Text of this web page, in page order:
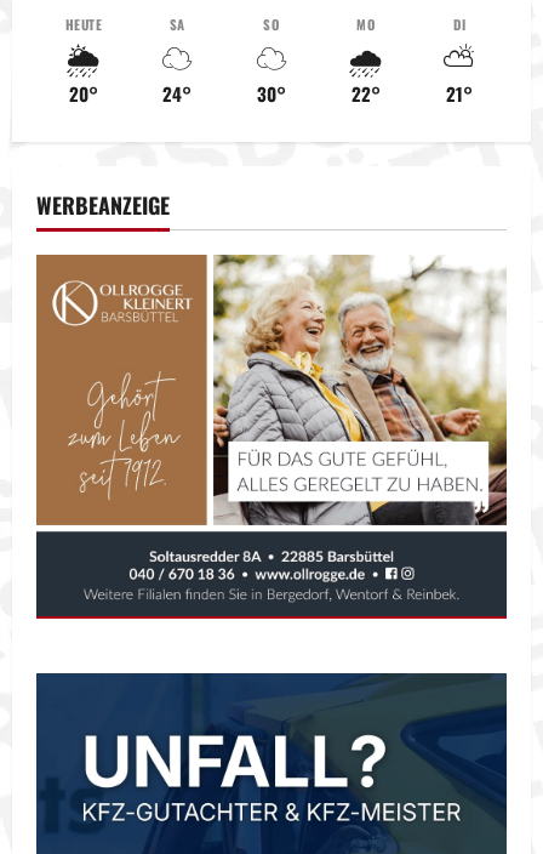
g
HEUTE
🌦️
20°
SA
☁️
24°
SO
☁️
30°
MO
🌧️
22°
DI
⛅
21°
WERBEANZEIGE